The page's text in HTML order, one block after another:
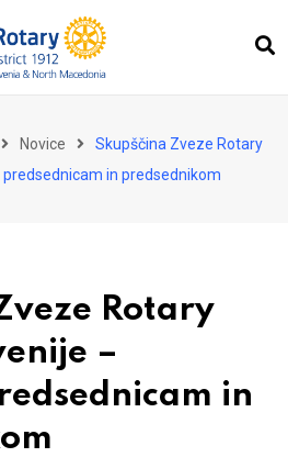
Novice
Skupščina Zveze Rotary
in predsednikom
Rotary
–
in